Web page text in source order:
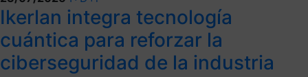
Ikerlan integra tecnología
cuántica para reforzar la
ciberseguridad de la industria